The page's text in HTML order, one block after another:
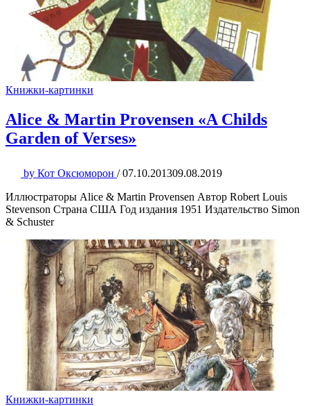
Книжки-картинки
Alice & Martin Provensen «A Childs
Garden of Verses»
by Кот Оксюморон / 07.10.201309.08.2019
Иллюстраторы Alice & Martin Provensen Автор Robert Louis
Stevenson Страна США Год издания 1951 Издательство Simon
& Schuster
Книжки-картинки